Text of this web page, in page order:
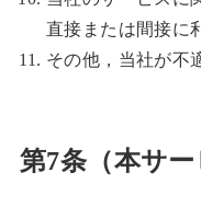
直接または間接に
その他，当社が不
第7条（本サー